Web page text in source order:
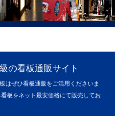
の看板通販サイト
はぜひ看板通販をご活用くださいま
板をネット最安価格にて販売してお